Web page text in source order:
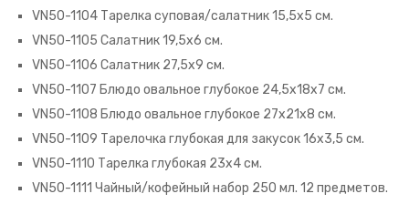
VN50-1104 Тарелка суповая/салатник 15,5х5 см.
VN50-1105 Салатник 19,5х6 см.
VN50-1106 Салатник 27,5х9 см.
VN50-1107 Блюдо овальное глубокое 24,5х18х7 см.
VN50-1108 Блюдо овальное глубокое 27х21х8 см.
VN50-1109 Тарелочка глубокая для закусок 16х3,5 см.
VN50-1110 Тарелка глубокая 23х4 см.
VN50-1111 Чайный/кофейный набор 250 мл. 12 предметов.